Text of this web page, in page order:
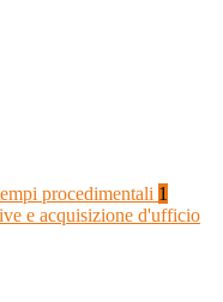
procedimentali 1
e acquisizione d'ufficio